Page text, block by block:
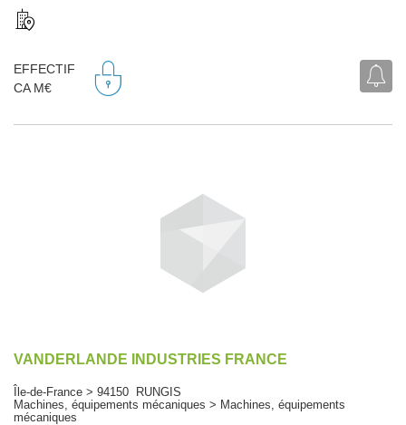
EFFECTIF
CA M€
VANDERLANDE INDUSTRIES FRANCE
Île-de-France > 94150 RUNGIS
Machines, équipements mécaniques > Machines, équipements
mécaniques